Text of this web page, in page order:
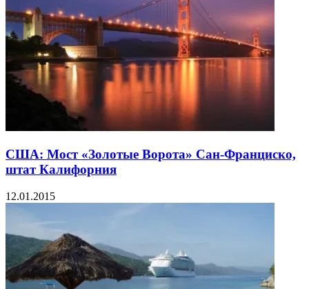
США: Мост «Золотые Ворота» Сан-Франциско,
штат Калифорния
12.01.2015